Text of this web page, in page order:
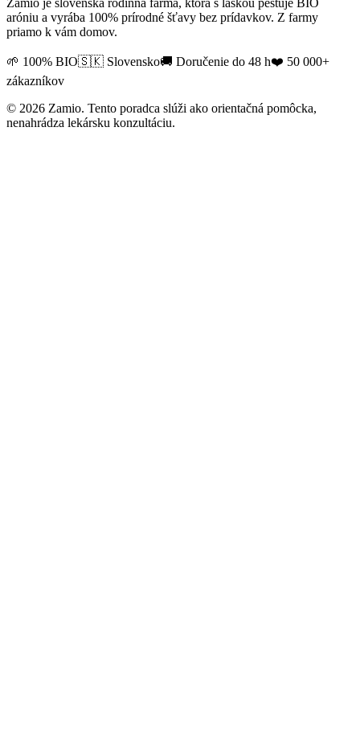
Zamio je slovenská rodinná farma, ktorá s láskou pestuje BIO
aróniu a vyrába 100% prírodné šťavy bez prídavkov. Z farmy
priamo k vám domov.
🌱 100% BIO🇸🇰 Slovensko🚚 Doručenie do 48 h❤️ 50 000+
zákazníkov
© 2026 Zamio. Tento poradca slúži ako orientačná pomôcka,
nenahrádza lekársku konzultáciu.